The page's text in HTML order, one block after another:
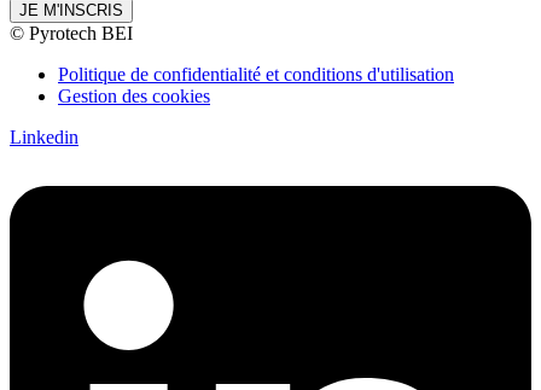
JE M'INSCRIS
© Pyrotech BEI
Politique de confidentialité et conditions d'utilisation
Gestion des cookies
Linkedin